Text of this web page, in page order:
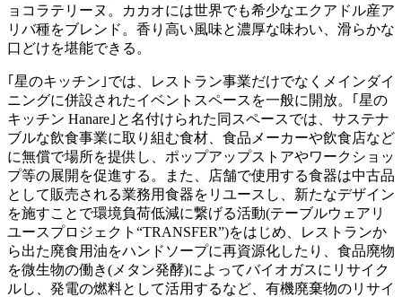
ョコラテリーヌ。カカオには世界でも希少なエクアドル産ア
リバ種をブレンド。香り高い風味と濃厚な味わい、滑らかな
口どけを堪能できる。
｢星のキッチン｣では、レストラン事業だけでなくメインダイ
ニングに併設されたイベントスペースを一般に開放。｢星の
キッチン Hanare｣と名付けられた同スペースでは、サステナ
ブルな飲食事業に取り組む食材、食品メーカーや飲食店など
に無償で場所を提供し、ポップアップストアやワークショッ
プ等の展開を促進する。また、店舗で使用する食器は中古品
として販売される業務用食器をリユースし、新たなデザイン
を施すことで環境負荷低減に繋げる活動(テーブルウェアリ
ユースプロジェクト“TRANSFER”)をはじめ、レストランか
ら出た廃食用油をハンドソープに再資源化したり、食品廃物
を微生物の働き(メタン発酵)によってバイオガスにリサイク
ルし、発電の燃料として活用するなど、有機廃棄物のリサイ